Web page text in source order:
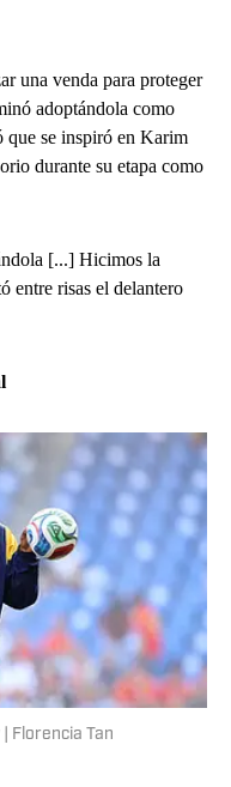
una venda para proteger
adoptándola como
que se inspiró en Karim
durante su etapa como
[...] Hicimos la
entre risas el delantero
Florencia Tan